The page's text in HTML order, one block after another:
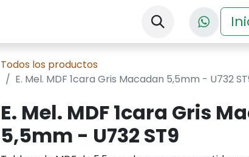
Descargas
Todos los productos
E. Mel. MDF 1cara Gris Macadan 5,5mm - U732
E. Mel. MDF 1cara Gris
5,5mm - U732 ST9